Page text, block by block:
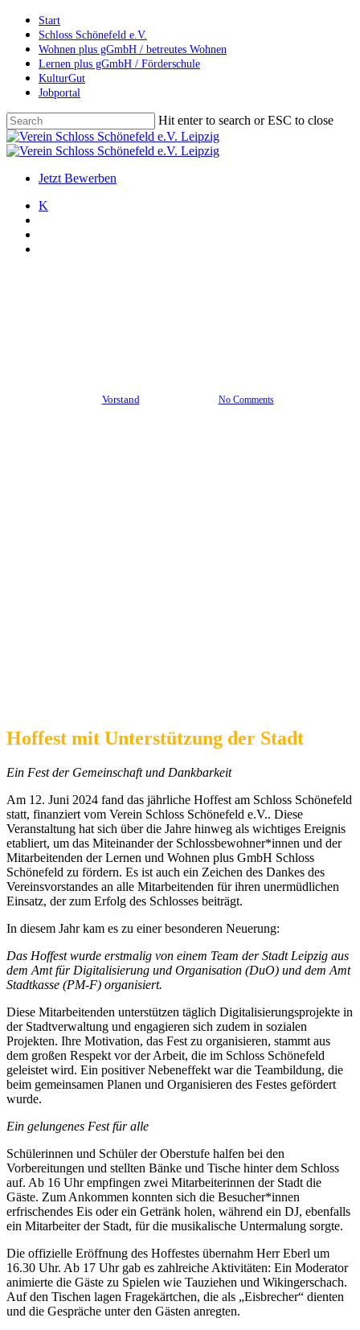
Skip
main
content
Start
Schloss Schönefeld e.V.
Wohnen plus gGmbH / betreutes Wohnen
Lernen plus gGmbH / Förderschule
KulturGut
Jobportal
Hit enter to search or ESC to close
Close
Search
search
account
Menu
Jetzt Bewerben
K
Vorstand No Comments
Hoffest mit Unterstützung der Stadt
Ein Fest der Gemeinschaft und Dankbarkeit
Am 12. Juni 2024 fand das jährliche Hoffest am Schloss Schönefeld
statt, finanziert vom Verein Schloss Schönefeld e.V.. Diese
Veranstaltung hat sich über die Jahre hinweg als wichtiges Ereignis
etabliert, um das Miteinander der Schlossbewohner*innen und der
Mitarbeitenden der Lernen und Wohnen plus GmbH Schloss
Schönefeld zu fördern. Es ist auch ein Zeichen des Dankes des
Vereinsvorstandes an alle Mitarbeitenden für ihren unermüdlichen
Einsatz, der zum Erfolg des Schlosses beiträgt.
In diesem Jahr kam es zu einer besonderen Neuerung:
Das Hoffest wurde erstmalig von einem Team der Stadt Leipzig aus
dem Amt für Digitalisierung und Organisation (DuO) und dem Amt
Stadtkasse (PM-F) organisiert.
Diese Mitarbeitenden unterstützen täglich Digitalisierungsprojekte in
der Stadtverwaltung und engagieren sich zudem in sozialen
Projekten. Ihre Motivation, das Fest zu organisieren, stammt aus
dem großen Respekt vor der Arbeit, die im Schloss Schönefeld
geleistet wird. Ein positiver Nebeneffekt war die Teambildung, die
beim gemeinsamen Planen und Organisieren des Festes gefördert
wurde.
Ein gelungenes Fest für alle
Schülerinnen und Schüler der Oberstufe halfen bei den
Vorbereitungen und stellten Bänke und Tische hinter dem Schloss
auf. Ab 16 Uhr empfingen zwei Mitarbeiterinnen der Stadt die
Gäste. Zum Ankommen konnten sich die Besucher*innen
erfrischendes Eis oder ein Getränk holen, während ein DJ, ebenfalls
ein Mitarbeiter der Stadt, für die musikalische Untermalung sorgte.
Die offizielle Eröffnung des Hoffestes übernahm Herr Eberl um
16.30 Uhr. Ab 17 Uhr gab es zahlreiche Aktivitäten: Ein Moderator
animierte die Gäste zu Spielen wie Tauziehen und Wikingerschach.
Auf den Tischen lagen Fragekärtchen, die als „Eisbrecher“ dienten
und die Gespräche unter den Gästen anregten.